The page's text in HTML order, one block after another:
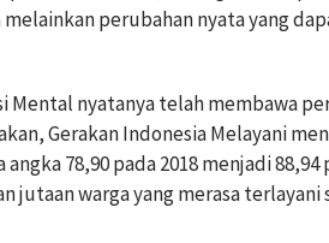
perubahan nyata yang
Mental nyatanya telah membawa
Gerakan Indonesia Melayani
78,90 pada 2018 menjadi 88,94
jutaan warga yang merasa terlayani